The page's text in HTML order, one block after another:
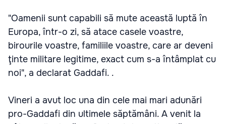
"Oamenii sunt capabili să mute această luptă în
Europa, într-o zi, să atace casele voastre,
birourile voastre, familiile voastre, care ar deveni
ţinte militare legitime, exact cum s-a întâmplat cu
noi", a declarat Gaddafi. .
Vineri a avut loc una din cele mai mari adunări
pro-Gaddafi din ultimele săptămâni. A venit la